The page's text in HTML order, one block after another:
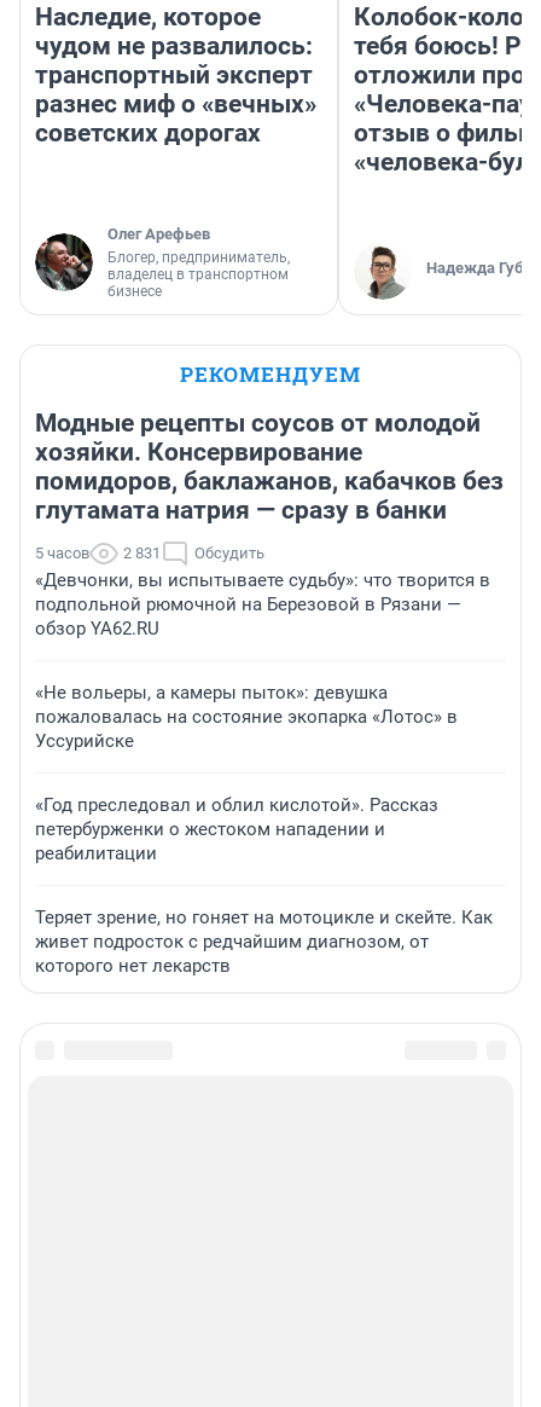
Наследие, которое
чудом не развалилось:
транспортный эксперт
разнес миф о «вечных»
советских дорогах
Олег Арефьев
Блогер, предприниматель,
владелец в транспортном
бизнесе
Колобок-
тебя боюсь!
отложили
«Человека-
отзыв о
«человека-
Надежда
РЕКОМЕНДУЕМ
Модные рецепты соусов от молодой
хозяйки. Консервирование
помидоров, баклажанов, кабачков без
глутамата натрия — сразу в банки
5 часов 2 831 Обсудить
«Девчонки, вы испытываете судьбу»: что творится в
подпольной рюмочной на Березовой в Рязани —
обзор YA62.RU
«Не вольеры, а камеры пыток»: девушка
пожаловалась на состояние экопарка «Лотос» в
Уссурийске
«Год преследовал и облил кислотой». Рассказ
петербурженки о жестоком нападении и
реабилитации
Теряет зрение, но гоняет на мотоцикле и скейте. Как
живет подросток с редчайшим диагнозом, от
которого нет лекарств